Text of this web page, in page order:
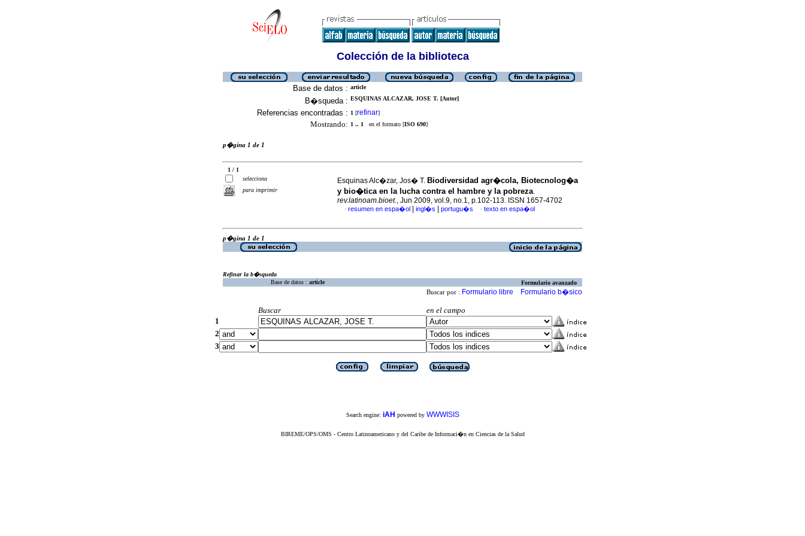
Colección de la biblioteca
Base de datos : article
B�squeda : ESQUINAS ALCAZAR, JOSE T. [Autor]
Referencias encontradas : 1 [refinar]
Mostrando: 1 .. 1 en el formato [ISO 690]
p�gina 1 de 1
1 / 1
selecciona
para imprimir
Esquinas Alc�zar, Jos� T. Biodiversidad agr�cola, Biotecnolog�a
y bio�tica en la lucha contra el hambre y la pobreza.
rev.latinoam.bioet., Jun 2009, vol.9, no.1, p.102-113. ISSN 1657-4702
· resumen en espa�ol ingl�s portugu�s · texto en espa�ol
p�gina 1 de 1
Refinar la b�squeda
Base de datos : article Formulario avanzado
Buscar por : Formulario libre Formulario b�sico
Buscar
en el campo
1
2
3
Search engine: iAH powered by WWWISIS
BIREME/OPS/OMS - Centro Latinoamericano y del Caribe de Informaci�n en Ciencias de la Salud